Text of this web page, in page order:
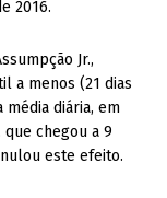
2016.
Jr.,
a menos (21 dias
média diária, em
chegou a 9
este efeito.